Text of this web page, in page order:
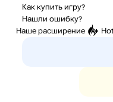
Как купить игру?
Нашли ошибку?
Наше расширение